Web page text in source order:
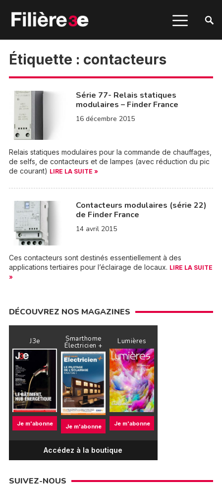
Étiquette : contacteurs
Série 77- Relais statiques
modulaires – Finder France
16 décembre 2015
Relais statiques modulaires pour la commande de chauffages,
de selfs, de contacteurs et de lampes (avec réduction du pic
de courant) LIRE LA SUITE »
Contacteurs modulaires (série 22)
de Finder France
14 avril 2015
Ces contacteurs sont destinés essentiellement à des
applications tertiaires pour l’éclairage de locaux. LIRE LA SUITE
»
DÉCOUVREZ NOS MAGAZINES
J3e
Je m'abonne
Smarthome
Électricien +
Je m'abonne
Lumières
Je m'abonne
Accédez à la boutique
SUIVEZ-NOUS